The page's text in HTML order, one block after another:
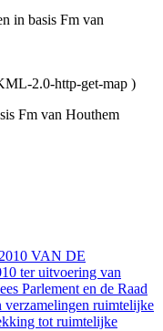
in basis Fm van
2.0-http-get-map )
Fm van Houthem
VAN DE
ter uitvoering van
Parlement en de Raad
verzamelingen ruimtelijke
tot ruimtelijke